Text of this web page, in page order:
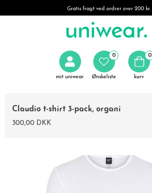
Gratis fragt ved ordrer over 200 kr.
mit uniwear. Ønskeliste
0 0
kurv
Claudio t-shirt 3-pack, organi
300,00 DKK